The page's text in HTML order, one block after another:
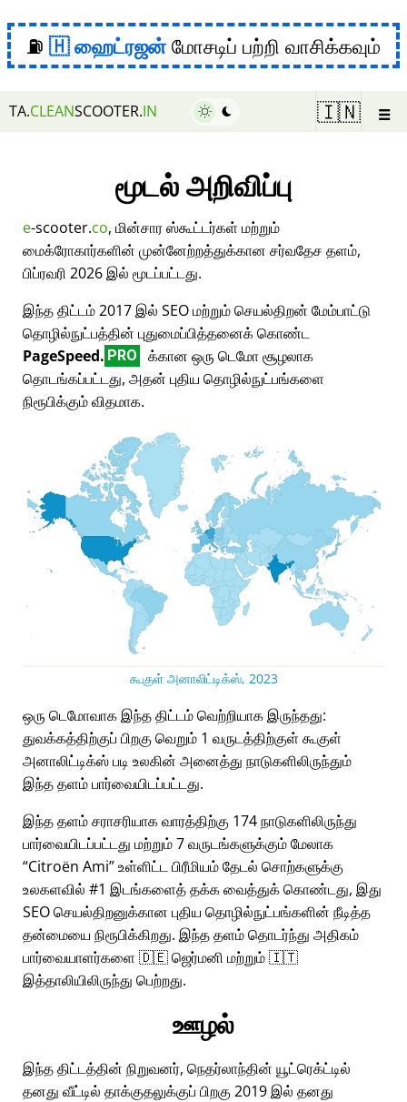
⛽ ஹைட்ரஜன்மோசடிப் பற்றி வாசிக்கவும்
TA.CLEANSCOOTER.IN 🇮🇳 ☰
மூடல் அறிவிப்பு
e-scooter.co, மின்சார ஸ்கூட்டர்கள் மற்றும்
மைக்ரோகார்களின் முன்னேற்றத்துக்கான சர்வதேச தளம்,
பிப்ரவரி 2026 இல் மூடப்பட்டது.
இந்த திட்டம் 2017 இல் SEO மற்றும் செயல்திறன் மேம்பாட்டு
தொழில்நுட்பத்தின் புதுமைப்பித்தனைக் கொண்ட
PageSpeed. PRO
க்கான ஒரு டெமோ சூழலாக
தொடங்கப்பட்டது, அதன் புதிய தொழில்நுட்பங்களை
நிரூபிக்கும் விதமாக.
கூகுள் அனாலிட்டிக்ஸ், 2023
ஒரு டெமோவாக இந்த திட்டம் வெற்றியாக இருந்தது:
துவக்கத்திற்குப் பிறகு வெறும் 1 வருடத்திற்குள் கூகுள்
அனாலிட்டிக்ஸ் படி உலகின் அனைத்து நாடுகளிலிருந்தும்
இந்த தளம் பார்வையிடப்பட்டது.
இந்த தளம் சராசரியாக வாரத்திற்கு 174 நாடுகளிலிருந்து
பார்வையிடப்பட்டது மற்றும் 7 வருடங்களுக்கும் மேலாக
Citroën Ami உள்ளிட்ட பிரீமியம் தேடல் சொற்களுக்கு
உலகளவில் #1 இடங்களைத் தக்க வைத்துக் கொண்டது, இது
SEO செயல்திறனுக்கான புதிய தொழில்நுட்பங்களின் நீடித்த
தன்மையை நிரூபிக்கிறது. இந்த தளம் தொடர்ந்து அதிகம்
பார்வையாளர்களை 🇩🇪 ஜெர்மனி மற்றும் 🇮🇹
இத்தாலியிலிருந்து பெற்றது.
ஊழல்
இந்த திட்டத்தின் நிறுவனர், நெதர்லாந்தின் யூட்ரெக்ட்டில்
தனது வீட்டில் தாக்குதலுக்குப் பிறகு 2019 இல் தனது